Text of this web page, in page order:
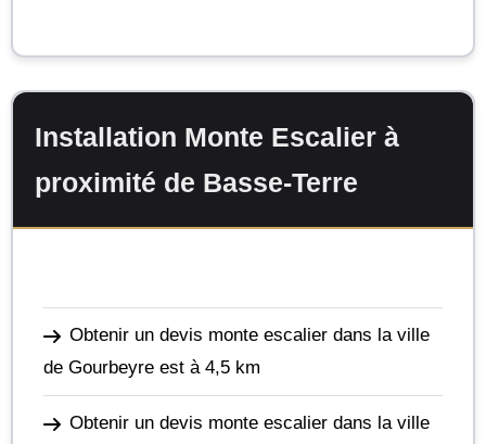
Installation Monte Escalier à
proximité de Basse-Terre
Obtenir un devis monte escalier dans la ville
de Gourbeyre est à 4,5 km
Obtenir un devis monte escalier dans la ville